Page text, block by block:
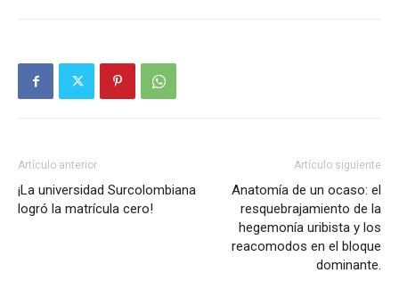
Artículo anterior
¡La universidad Surcolombiana
logró la matrícula cero!
Artículo siguiente
Anatomía de un ocaso: el
resquebrajamiento de la
hegemonía uribista y los
reacomodos en el bloque
dominante.